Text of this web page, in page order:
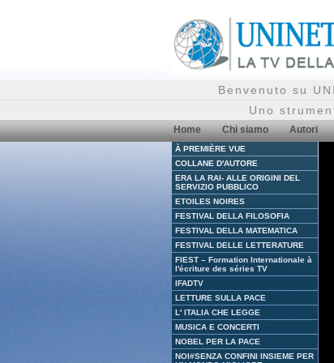
Benvenuto su
Uno
Home Chi siamo Autori
À PREMIÈRE VUE
COLLANE D'AUTORE
ERA LA RAI- ALLE ORIGINI DEL
SERVIZIO PUBBLICO
ETOILES NOIRES
FESTIVAL DELLA FILOSOFIA
FESTIVAL DELLA MATEMATICA
FESTIVAL DELLE LETTERATURE
FIEST – Formation Internationale à
l'écriture des séries TV
IFADTV
LETTURE SULLA PACE
L' ITALIA CHE LEGGE
MUSICA E CONCERTI
NOBEL PER LA PACE
NOI#SENZA CONFINI INSIEME PER